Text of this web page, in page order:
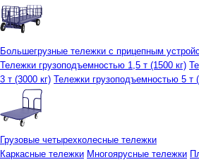
Большегрузные тележки с прицепным
Тележки грузоподъемностью 1,5 т (1500 кг)
3 т (3000 кг) Тележки грузоподъемностью 5 т
Грузовые четырехколесные тележки
Каркасные тележки Многоярусные тележки